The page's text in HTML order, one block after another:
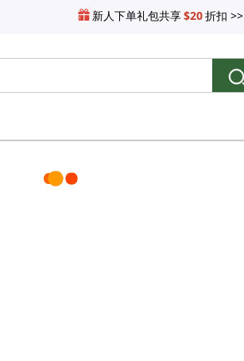
新人下单礼包共享$20折扣 >>